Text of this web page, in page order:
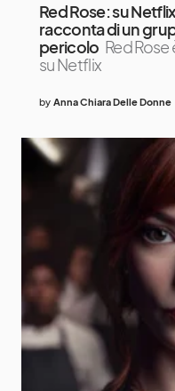
Red Rose: su
racconta di un
pericolo Red
su Netflix
by Anna Chiara Delle Donne